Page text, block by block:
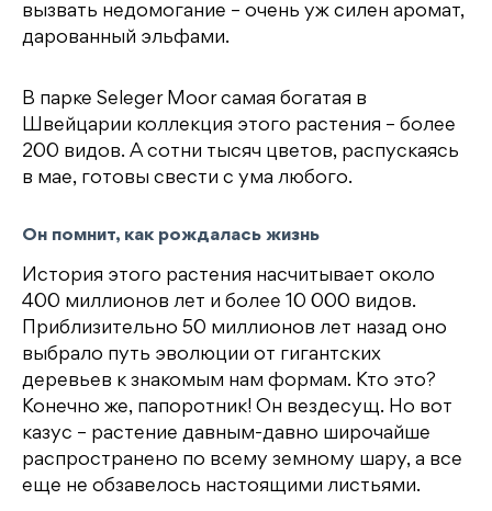
вызвать недомогание – очень уж силен аромат,
дарованный эльфами.
В парке Seleger Moor самая богатая в
Швейцарии коллекция этого растения – более
200 видов. А сотни тысяч цветов, распускаясь
в мае, готовы свести с ума любого.
Он помнит, как рождалась жизнь
История этого растения насчитывает около
400 миллионов лет и более 10 000 видов.
Приблизительно 50 миллионов лет назад оно
выбрало путь эволюции от гигантских
деревьев к знакомым нам формам. Кто это?
Конечно же, папоротник! Он вездесущ. Но вот
казус – растение давным-давно широчайше
распространено по всему земному шару, а все
еще не обзавелось настоящими листьями.